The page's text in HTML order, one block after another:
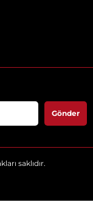
Gönder
saklıdır.